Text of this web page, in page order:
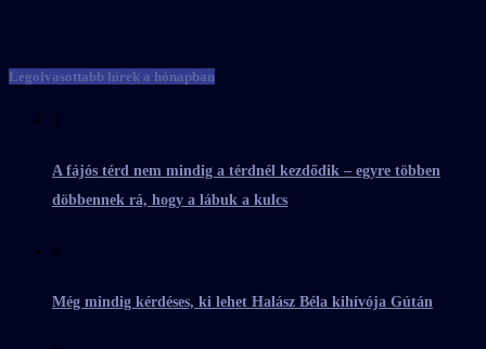
Legolvasottabb hírek a hónapban
1
A fájós térd nem mindig a térdnél kezdődik – egyre többen
döbbennek rá, hogy a lábuk a kulcs
2
Még mindig kérdéses, ki lehet Halász Béla kihívója Gútán